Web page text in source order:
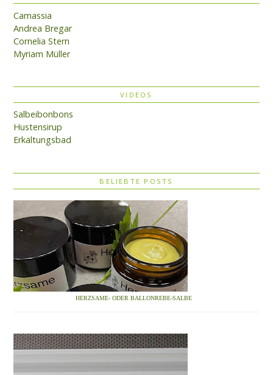
Camassia
Andrea Bregar
Cornelia Stern
Myriam Müller
VIDEOS
Salbeibonbons
Hustensirup
Erkältungsbad
BELIEBTE POSTS
HERZSAME- ODER BALLONREBE-SALBE